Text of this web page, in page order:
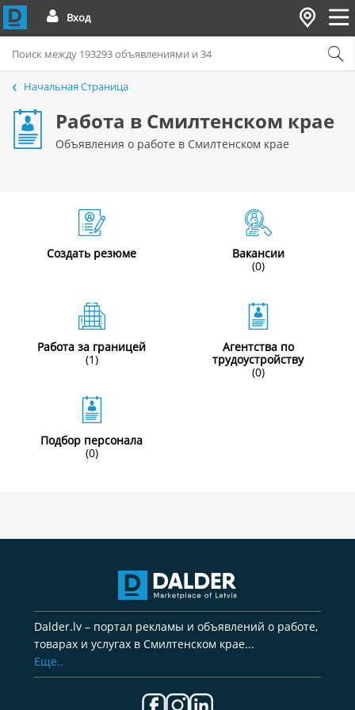
Вход
Начальная Страница
Работа в Смилтенском крае
Объявления о работе в Смилтенском крае
Создать резюме
Вакансии
(0)
Работа за границей
(1)
Агентства по
трудоустройству
(0)
Подбор персонала
(0)
Dalder.lv – портал рекламы и объявлений о работе,
товарах и услугах в Смилтенском крае...
Еще..